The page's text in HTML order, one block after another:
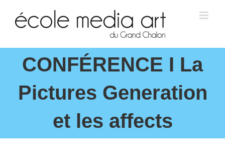
CONFÉRENCE I La
Pictures Generation
et les affects